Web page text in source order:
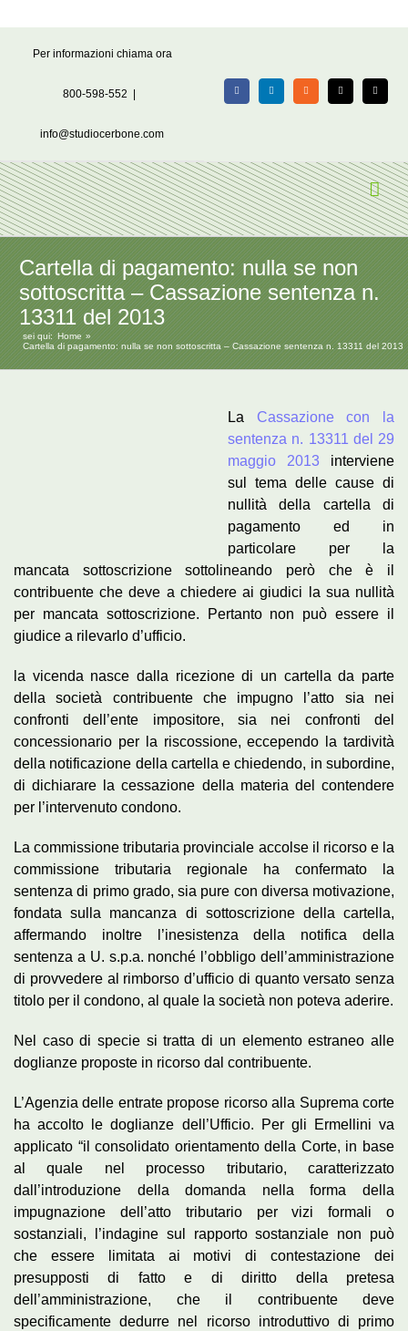
Per informazioni chiama ora
800-598-552
info@studiocerbone.com
FacebookLinkedIn Rss X Email
Cartella di pagamento: nulla se non
sottoscritta – Cassazione sentenza n.
13311 del 2013
sei qui:
Home
Cartella di pagamento: nulla se non sottoscritta – Cassazione sentenza n. 13311 del 2013
La Cassazione con la
sentenza n. 13311 del 29
maggio 2013 interviene
sul tema delle cause di
nullità della cartella di
pagamento ed in
particolare per la
mancata sottoscrizione sottolineando però che è il
contribuente che deve a chiedere ai giudici la sua nullità
per mancata sottoscrizione. Pertanto non può essere il
giudice a rilevarlo d’ufficio.
la vicenda nasce dalla ricezione di un cartella da parte
della società contribuente che impugno l’atto sia nei
confronti dell’ente impositore, sia nei confronti del
concessionario per la riscossione, eccependo la tardività
della notificazione della cartella e chiedendo, in subordine,
di dichiarare la cessazione della materia del contendere
per l’intervenuto condono.
La commissione tributaria provinciale accolse il ricorso e la
commissione tributaria regionale ha confermato la
sentenza di primo grado, sia pure con diversa motivazione,
fondata sulla mancanza di sottoscrizione della cartella,
affermando inoltre l’inesistenza della notifica della
sentenza a U. s.p.a. nonché l’obbligo dell’amministrazione
di provvedere al rimborso d’ufficio di quanto versato senza
titolo per il condono, al quale la società non poteva aderire.
Nel caso di specie si tratta di un elemento estraneo alle
doglianze proposte in ricorso dal contribuente.
L’Agenzia delle entrate propose ricorso alla Suprema corte
ha accolto le doglianze dell’Ufficio. Per gli Ermellini va
applicato “il consolidato orientamento della Corte, in base
al quale nel processo tributario, caratterizzato
dall’introduzione della domanda nella forma della
impugnazione dell’atto tributario per vizi formali o
sostanziali, l’indagine sul rapporto sostanziale non può
che essere limitata ai motivi di contestazione dei
presupposti di fatto e di diritto della pretesa
dell’amministrazione, che il contribuente deve
specificamente dedurre nel ricorso introduttivo di primo